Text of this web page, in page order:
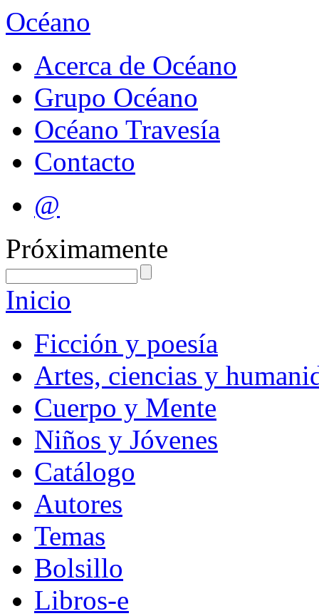
Océano
Acerca de Océano
Grupo Océano
Océano Travesía
Contacto
@
Próximamente
Inicio
Ficción y poesía
Artes, ciencias y
Cuerpo y Mente
Niños y Jóvenes
Catálogo
Autores
Temas
Bolsillo
Libros-e